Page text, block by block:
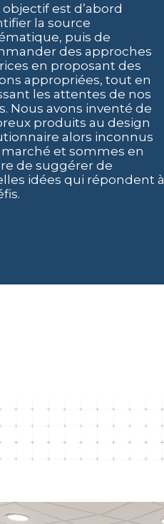
est d’abord
la source
puis de
des approches
en proposant des
appropriées, tout en
les attentes de nos
Nous avons inventé de
produits au design
alors inconnus
et sommes en
de suggérer de
idées qui répondent à